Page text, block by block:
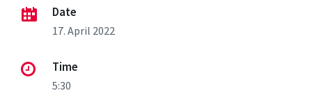
Date
17. April 2022
Time
5:30